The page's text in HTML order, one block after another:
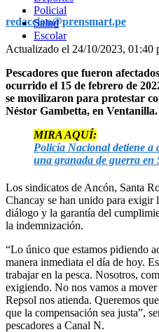
Policial
Salud
Escolar
redaccion@prensmart.pe
Actualizado el 24/10/2023, 01:40
Pescadores que fueron
ocurrido el 15 de febrero de
se movilizaron para protestar
Néstor Gambetta, en Ventanilla.
MIRA AQUÍ:
Policía Nacional detiene a
una granada de guerra
Los sindicatos de Ancón, Santa
Chancay se han unido para exigir
diálogo y la garantía del
la indemnización.
“Lo único que estamos pidiendo
manera inmediata el día de hoy.
trabajar en la pesca. Nosotros,
exigiendo. No nos vamos a mover
Repsol nos atienda. Queremos
que la compensación sea justa”,
pescadores a Canal N.